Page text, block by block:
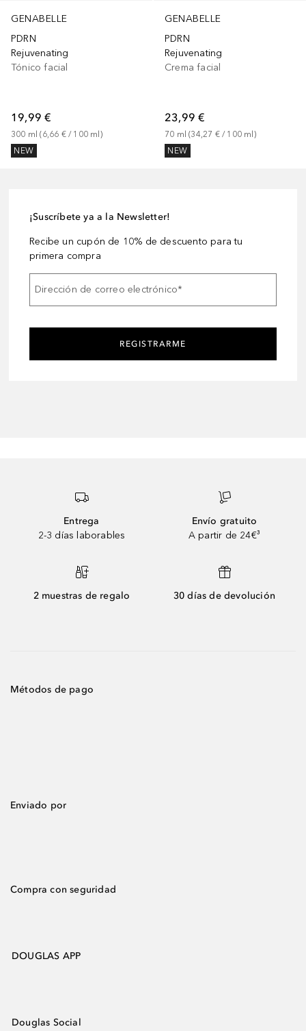
GENABELLE
PDRN
Rejuvenating
Tónico facial
19,99 €
300 ml (6,66 € / 100 ml)
NEW
GENABELLE
PDRN
Rejuvenating
Crema facial
23,99 €
70 ml (34,27 € / 100 ml)
NEW
¡Suscríbete ya a la Newsletter!
Recibe un cupón de 10% de descuento para tu
primera compra
Dirección de correo electrónico*
REGISTRARME
Entrega
2-3 días laborables
Envío gratuito
A partir de 24€³
2 muestras de regalo 30 días de devolución
Métodos de pago
Enviado por
Compra con seguridad
DOUGLAS APP
Douglas Social